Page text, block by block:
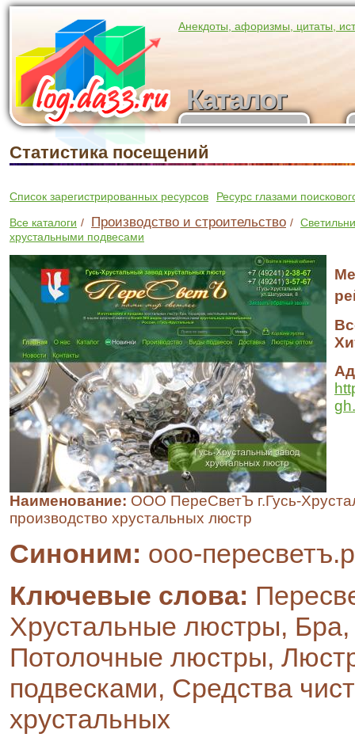
Анекдоты, афоризмы, цитаты,
Каталог
Каталог
участников
Статистика посещений
Список зарегистрированных ресурсов Ресурс глазами
Все каталоги / Производство и строительство /
хрустальными подвесами
Наименование: ООО ПереСветЪ г.Гусь-
производство хрустальных люстр
Синоним: ооо-
Ключевые слова:
Хрустальные люстры, Бра,
Потолочные люстры,
подвесками, Средства
хрустальных